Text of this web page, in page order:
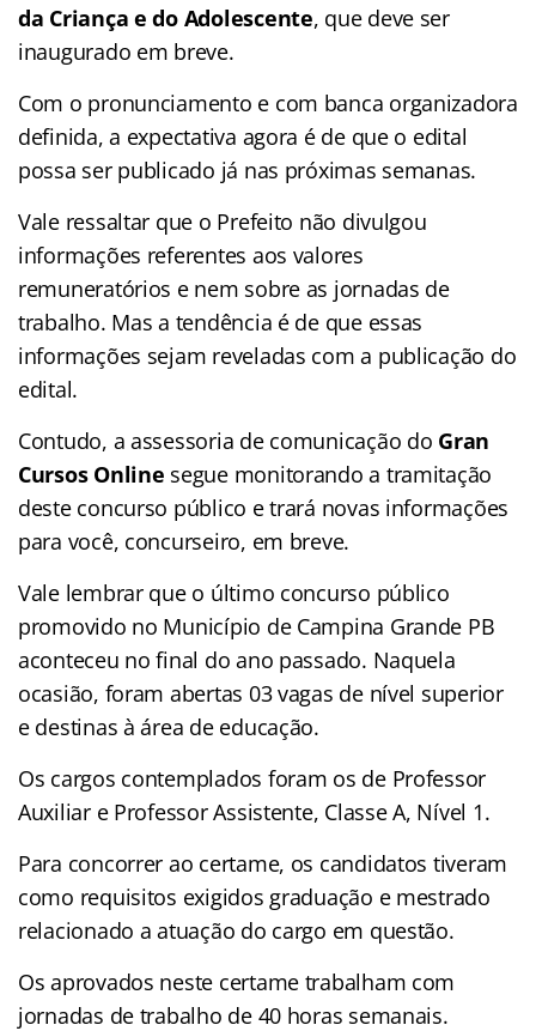
da Criança e do Adolescente, que deve ser
inaugurado em breve.
Com o pronunciamento e com banca organizadora
definida, a expectativa agora é de que o edital
possa ser publicado já nas próximas semanas.
Vale ressaltar que o Prefeito não divulgou
informações referentes aos valores
remuneratórios e nem sobre as jornadas de
trabalho. Mas a tendência é de que essas
informações sejam reveladas com a publicação do
edital.
Contudo, a assessoria de comunicação do Gran
Cursos Online segue monitorando a tramitação
deste concurso público e trará novas informações
para você, concurseiro, em breve.
Vale lembrar que o último concurso público
promovido no Município de Campina Grande PB
aconteceu no final do ano passado. Naquela
ocasião, foram abertas 03 vagas de nível superior
e destinas à área de educação.
Os cargos contemplados foram os de Professor
Auxiliar e Professor Assistente, Classe A, Nível 1.
Para concorrer ao certame, os candidatos tiveram
como requisitos exigidos graduação e mestrado
relacionado a atuação do cargo em questão.
Os aprovados neste certame trabalham com
jornadas de trabalho de 40 horas semanais.